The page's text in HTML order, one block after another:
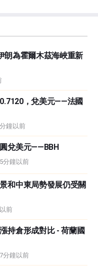
或立場。作者不對本頁連結的
作者在本文中提到的任何股票
業務關係。除了FXStreet，作
錯誤，遺漏或任何損失，傷害
遺漏除外。本文作者和
任何投資建議。
朗為霍爾木茲海峽重新
，兌美元——法國
鐘以前
兌美元——BBH
分鐘以前
和中東局勢發展仍受關
前
持倉形成對比 - 荷蘭國
分鐘以前